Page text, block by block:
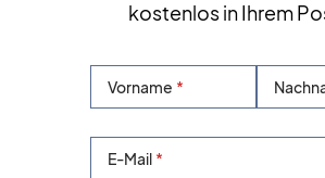
kostenlos in Ihrem
Vorname
E-Mail